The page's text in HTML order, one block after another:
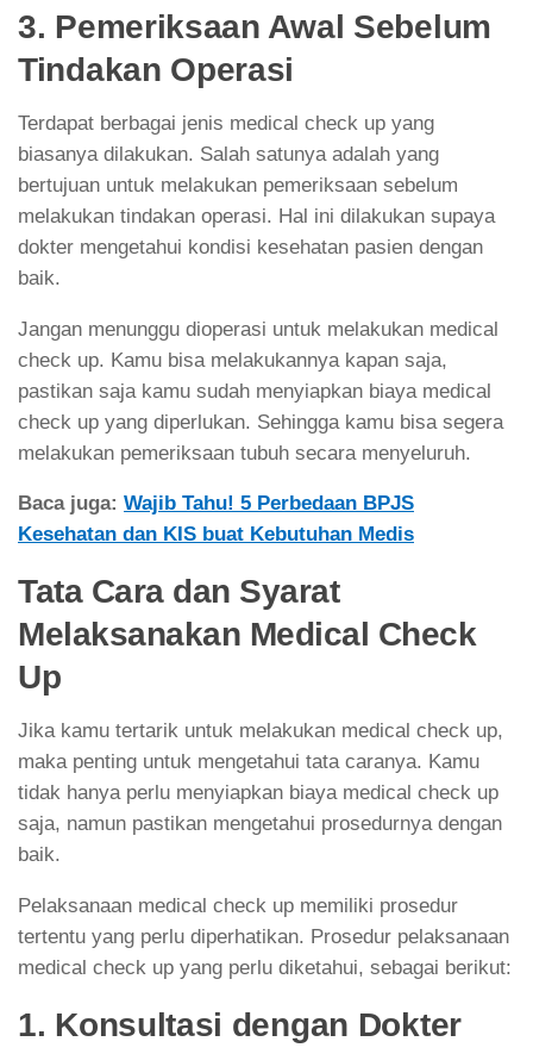
3. Pemeriksaan Awal Sebelum
Tindakan Operasi
Terdapat berbagai jenis medical check up yang
biasanya dilakukan. Salah satunya adalah yang
bertujuan untuk melakukan pemeriksaan sebelum
melakukan tindakan operasi. Hal ini dilakukan supaya
dokter mengetahui kondisi kesehatan pasien dengan
baik.
Jangan menunggu dioperasi untuk melakukan medical
check up. Kamu bisa melakukannya kapan saja,
pastikan saja kamu sudah menyiapkan biaya medical
check up yang diperlukan. Sehingga kamu bisa segera
melakukan pemeriksaan tubuh secara menyeluruh.
Baca juga: Wajib Tahu! 5 Perbedaan BPJS
Kesehatan dan KIS buat Kebutuhan Medis
Tata Cara dan Syarat
Melaksanakan Medical Check
Up
Jika kamu tertarik untuk melakukan medical check up,
maka penting untuk mengetahui tata caranya. Kamu
tidak hanya perlu menyiapkan biaya medical check up
saja, namun pastikan mengetahui prosedurnya dengan
baik.
Pelaksanaan medical check up memiliki prosedur
tertentu yang perlu diperhatikan. Prosedur pelaksanaan
medical check up yang perlu diketahui, sebagai berikut:
1. Konsultasi dengan Dokter